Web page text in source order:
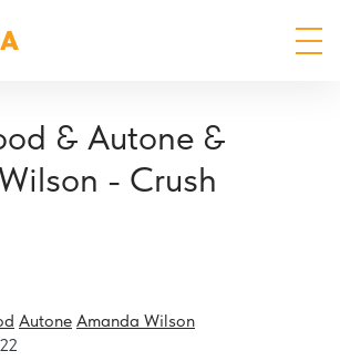
& Autone &
- Crush
Autone Amanda Wilson